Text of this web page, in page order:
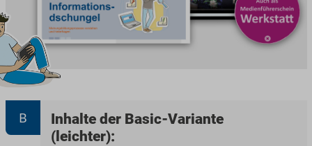
B
Inhalte der Basic-Variante
(leichter):